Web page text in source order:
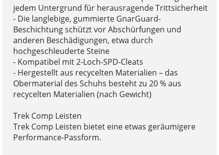
jedem Untergrund für herausragende Trittsicherheit
- Die langlebige, gummierte GnarGuard-
Beschichtung schützt vor Abschürfungen und
anderen Beschädigungen, etwa durch
hochgeschleuderte Steine
- Kompatibel mit 2-Loch-SPD-Cleats
- Hergestellt aus recycelten Materialien – das
Obermaterial des Schuhs besteht zu 20 % aus
recycelten Materialien (nach Gewicht)
Trek Comp Leisten
Trek Comp Leisten bietet eine etwas geräumigere
Performance-Passform.